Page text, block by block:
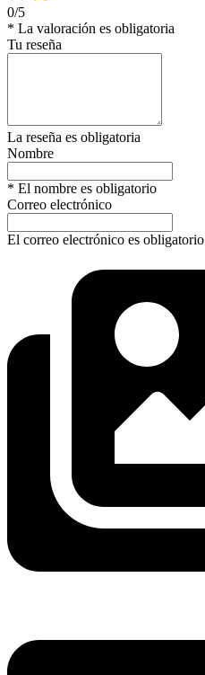
0/5
* La valoración es obligatoria
Tu reseña
La reseña es obligatoria
Nombre
* El nombre es obligatorio
Correo electrónico
El correo electrónico es obligatorio